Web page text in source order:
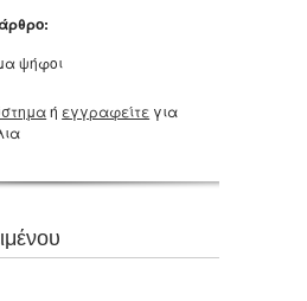
ψήφοι
ή εγγραφείτε για